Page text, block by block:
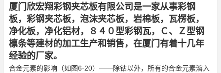
厦门欣宏翔彩钢夹芯板有限公司是一家从事彩钢
板，彩钢夹芯板，泡沫夹芯板，岩棉板，瓦楞板，
净化板，净化铝材，８４０型彩钢瓦，Ｃ、Ｚ型钢
檩条等建材的加工生产和销售，在厦门有着十几年
经验的厂家。
合金元素的影响（如图6-20）——除钴以外，所有的合金元素溶入